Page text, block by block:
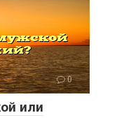
0
или